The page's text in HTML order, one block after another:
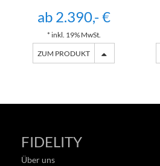
ab 2.390,- €
* inkl. 19% MwSt.
ZUM PRODUKT
FIDELITY
Über uns